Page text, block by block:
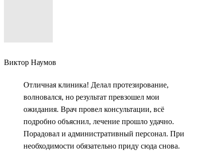
Виктор Наумов
Отличная клиника! Делал протезирование,
волновался, но результат превзошел мои
ожидания. Врач провел консультации, всё
подробно объяснил, лечение прошло удачно.
Порадовал и административный персонал. При
необходимости обязательно приду сюда снова.